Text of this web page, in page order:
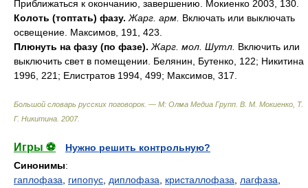
Приближаться к окончанию, завершению. Мокиенко 2003, 130.
Колоть (топтать) фазу. Жарг. арм. Включать или выключать
освещение. Максимов, 191, 423.
Плюнуть на фазу (по фазе). Жарг. мол. Шутл. Включить или
выключить свет в помещении. Белянин, Бутенко, 122; Никитина
1996, 221; Елистратов 1994, 499; Максимов, 317.
Большой словарь русских поговорок. — М: Олма Медиа Групп В. М. Мокиенко, Т.
Г. Никитина 2007.
Игры ⚽
Нужно решить контрольную?
Синонимы:
гаплофаза
гипопус диплофаза кристаллофаза лагфаза